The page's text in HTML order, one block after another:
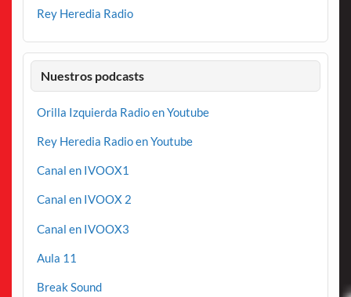
Rey Heredia Radio
Nuestros podcasts
Orilla Izquierda Radio en Youtube
Rey Heredia Radio en Youtube
Canal en IVOOX1
Canal en IVOOX 2
Canal en IVOOX3
Aula 11
Break Sound